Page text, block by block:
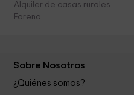
Alquiler de casas rurales
Farena
Sobre Nosotros
¿Quiénes somos?